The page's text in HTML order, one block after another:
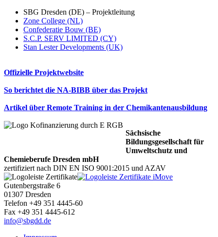
SBG Dresden (DE) – Projektleitung
Zone College (NL)
Confederatie Bouw (BE)
S.C.P. SERV LIMITED (CY)
Stan Lester Developments (UK)
Offizielle Projektwebsite
So berichtet die NA-BIBB über das Projekt
Artikel über Remote Training in der Chemikantenausbildung
Sächsische
Bildungsgesellschaft für
Umweltschutz und
Chemieberufe Dresden mbH
zertifiziert nach DIN EN ISO 9001:2015 und AZAV
Gutenbergstraße 6
01307 Dresden
Telefon +49 351 4445-60
Fax +49 351 4445-612
info@sbgdd.de